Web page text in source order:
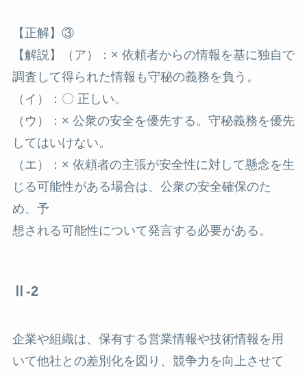
【正解】③
【解説】（ア）：× 依頼者からの情報を基に独自で
調査して得られた情報も守秘の義務を負う。
（イ）：〇 正しい。
（ウ）：× 公衆の安全を優先する。守秘義務を優先
してはいけない。
（エ）：× 依頼者の主張が安全性に対して懸念を生
じる可能性がある場合は、公衆の安全確保のた
め、予
想される可能性について発言する必要がある。
Ⅱ-2
企業や組織は、保有する営業情報や技術情報を用
いて他社との差別化を図り、競争力を向上させて